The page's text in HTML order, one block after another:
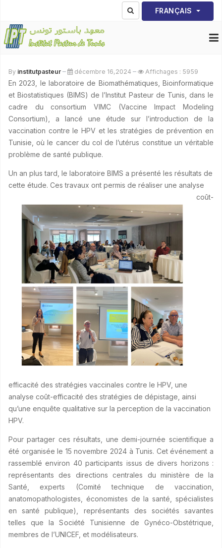
Sélectionnez votre
FRANÇAIS
By institutpasteur décembre 16,2024 Affichages : 5959
En 2023, le laboratoire de Biomathématiques, Bioinformatique
et Biostatistiques (BIMS) de l’Institut Pasteur de Tunis, dans le
cadre du consortium VIMC (Vaccine Impact Modeling
Consortium), a lancé une étude sur l’introduction de la
vaccination contre le HPV et les stratégies de prévention en
Tunisie, où le cancer du col de l’utérus constitue un véritable
problème de santé publique.
Un an plus tard, le laboratoire BIMS a présenté les résultats de
cette étude. Ces travaux ont permis de réaliser une analyse
coût-
efficacité des stratégies vaccinales contre le HPV, une
analyse coût-efficacité des stratégies de dépistage, ainsi
qu’une enquête qualitative sur la perception de la vaccination
HPV.
Pour partager ces résultats, une demi-journée scientifique a
été organisée le 15 novembre 2024 à Tunis. Cet événement a
rassemblé environ 40 participants issus de divers horizons :
représentants des directions centrales du ministère de la
Santé, experts (Comité technique de vaccination,
anatomopathologistes, économistes de la santé, spécialistes
en santé publique), représentants des sociétés savantes
telles que la Société Tunisienne de Gynéco-Obstétrique,
membres de l’UNICEF, et modélisateurs.